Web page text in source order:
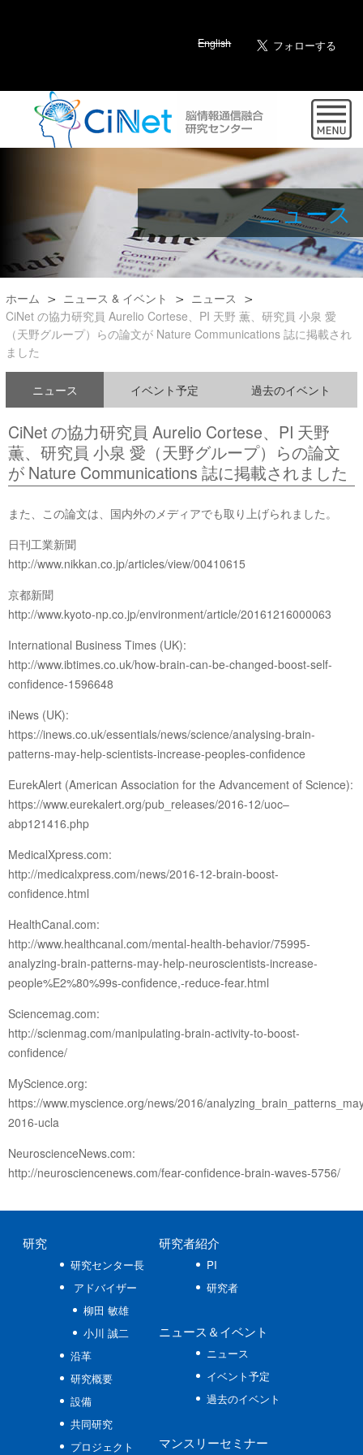
English
ニュース
ホーム ニュース & イベント
ニュース
CiNet の協力研究員 Aurelio Cortese、PI 天野 薫、研究員 小泉 愛
（天野グループ）らの論文が Nature Communications 誌に掲載され
ました
ニュース イベント予定 過去のイベント
CiNet の協力研究員 Aurelio Cortese、PI 天野
薫、研究員 小泉 愛（天野グループ）らの論文
が Nature Communications 誌に掲載されました
また、この論文は、国内外のメディアでも取り上げられました。
日刊工業新聞
http://www.nikkan.co.jp/articles/view/00410615
京都新聞
http://www.kyoto-np.co.jp/environment/article/20161216000063
International Business Times (UK):
http://www.ibtimes.co.uk/how-brain-can-be-changed-boost-self-
confidence-1596648
iNews (UK):
https://inews.co.uk/essentials/news/science/analysing-brain-
patterns-may-help-scientists-increase-peoples-confidence
EurekAlert (American Association for the Advancement of Science):
https://www.eurekalert.org/pub_releases/2016-12/uoc–
abp121416.php
MedicalXpress.com:
http://medicalxpress.com/news/2016-12-brain-boost-
confidence.html
HealthCanal.com:
http://www.healthcanal.com/mental-health-behavior/75995-
analyzing-brain-patterns-may-help-neuroscientists-increase-
people%E2%80%99s-confidence,-reduce-fear.html
Sciencemag.com:
http://scienmag.com/manipulating-brain-activity-to-boost-
confidence/
MyScience.org:
https://www.myscience.org/news/2016/
2016-ucla
NeuroscienceNews.com:
http://neurosciencenews.com/fear-confidence-brain-waves-5756/
研究
研究センター長
アドバイザー
柳田 敏雄
小川 誠二
沿革
研究概要
設備
共同研究
プロジェクト
研究者紹介
PI
研究者
ニュース ＆イベント
ニュース
イベント予定
過去のイベント
マンスリーセミナー